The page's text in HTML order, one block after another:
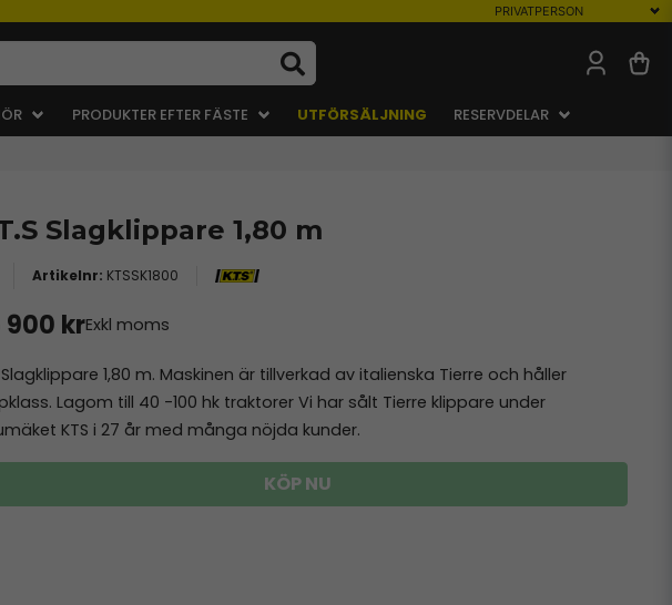
PRODUKTER EFTER FÄSTE UTFÖRSÄLJNING RESERVDELAR
Slagklippare 1,80 m
KTSSK1800
900 krExkl moms
Slagklippare 1,80 m. Maskinen är tillverkad av italienska Tierre och håller
Lagom till 40 -100 hk traktorer Vi har sålt Tierre klippare under
KTS i 27 år med många nöjda kunder.
KÖP NU